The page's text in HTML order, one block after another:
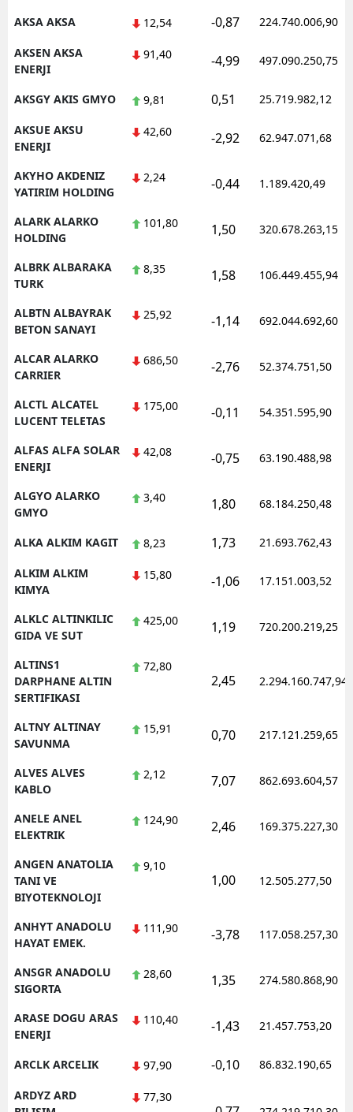
Rize
Sinop
Sivas
Trabzon
Uşak
Zonguldak
Aksaray
Batman
Yalova
Karabük
Osmaniye
AKSA AKSA 12,54 -0,87 224.740.006,90
AKSEN AKSA
ENERJI
91,40 -4,99 497.090.250,75
AKSGY AKIS GMYO 9,81 0,51 25.719.982,12
AKSUE AKSU
ENERJI
42,60 -2,92 62.947.071,68
AKYHO AKDENIZ
YATIRIM HOLDING
2,24 -0,44 1.189.420,49
ALARK ALARKO
HOLDING
101,80 1,50 320.678.263,15
ALBRK ALBARAKA
TURK
8,35 1,58 106.449.455,94
ALBTN ALBAYRAK
BETON SANAYI
25,92 -1,14 692.044.692,60
ALCAR ALARKO
CARRIER
686,50 -2,76 52.374.751,50
ALCTL ALCATEL
LUCENT TELETAS
175,00 -0,11 54.351.595,90
ALFAS ALFA SOLAR
ENERJI
42,08 -0,75 63.190.488,98
ALGYO ALARKO
GMYO
3,40 1,80 68.184.250,48
ALKA ALKIM KAGIT 8,23 1,73 21.693.762,43
ALKIM ALKIM
KIMYA
15,80 -1,06 17.151.003,52
ALKLC ALTINKILIC
GIDA VE SUT
425,00 1,19 720.200.219,25
ALTINS1
DARPHANE ALTIN
SERTIFIKASI
72,80
2,45 2.294.160.747,94
ALTNY ALTINAY
SAVUNMA
15,91 0,70 217.121.259,65
ALVES ALVES
KABLO
2,12 7,07 862.693.604,57
ANELE ANEL
ELEKTRIK
124,90 2,46 169.375.227,30
ANGEN ANATOLIA
TANI VE
BIYOTEKNOLOJI
9,10
1,00 12.505.277,50
ANHYT ANADOLU
HAYAT EMEK.
111,90 -3,78 117.058.257,30
ANSGR ANADOLU
SIGORTA
28,60 1,35 274.580.868,90
ARASE DOGU ARAS
ENERJI
110,40 -1,43 21.457.753,20
ARCLK ARCELIK 97,90 -0,10 86.832.190,65
ARDYZ ARD
77,30